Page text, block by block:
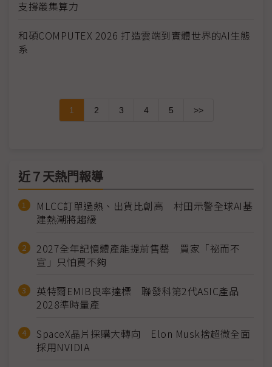
支撐叢集算力
和碩COMPUTEX 2026 打造雲端到實體世界的AI生態
系
1 2 3 4 5 >>
近７天熱門報導
MLCC訂單過熱、出貨比創高 村田示警全球AI基
建熱潮將趨緩
2027全年記憶體產能提前售罄 買家「祕而不
宣」只怕買不夠
英特爾EMIB良率達標 聯發科第2代ASIC產品
2028準時量產
SpaceX晶片採購大轉向 Elon Musk捨超微全面
採用NVIDIA